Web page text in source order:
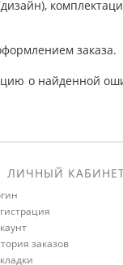
заказа.
о найденной
ЛИЧНЫЙ
заказов